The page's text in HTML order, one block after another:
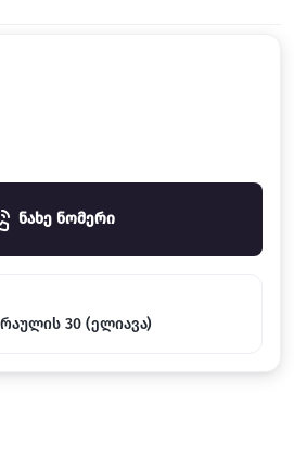
ნახე ნომერი
30 (ელიავა)